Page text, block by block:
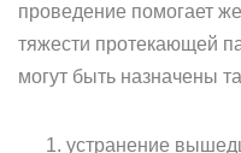
проведение помогает
тяжести протекающей
могут быть назначены
устранение